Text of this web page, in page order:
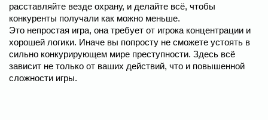
расставляйте везде охрану, и делайте всё, чтобы
конкуренты получали как можно меньше.
Это непростая игра, она требует от игрока концентрации и
хорошей логики. Иначе вы попросту не сможете устоять в
сильно конкурирующем мире преступности. Здесь всё
зависит не только от ваших действий, что и повышенной
сложности игры.